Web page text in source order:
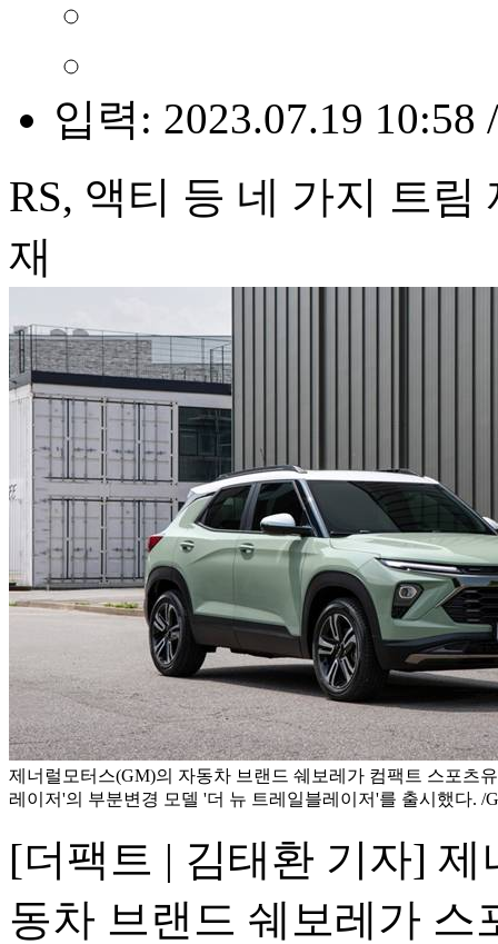
입력: 2023.07.19 10:58
RS, 액티 등 네 가지 트
재
제너럴모터스(GM)의 자동차 브랜드 쉐보레가 컴팩트 스포츠
레이저'의 부분변경 모델 '더 뉴 트레일블레이저'를 출시했다. /
[더팩트 | 김태환 기자]
동차 브랜드 쉐보레가 스